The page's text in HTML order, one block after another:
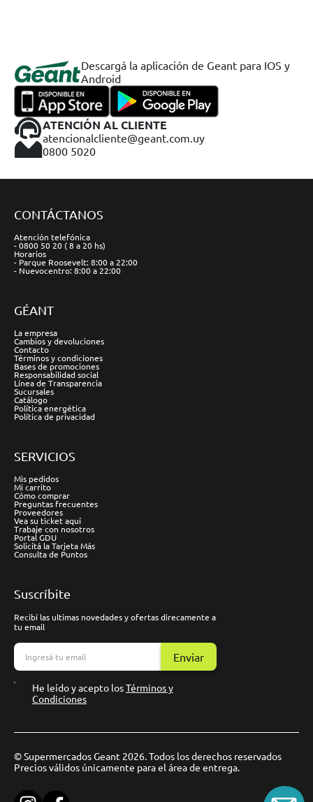
Descargá la aplicación de Geant para IOS y
Android
ATENCIÓN AL CLIENTE
atencionalcliente@geant.com.uy
0800 5020
CONTÁCTANOS
Atención telefónica
- 0800 50 20 ( 8 a 20 hs)
Horarios
- Parque Roosevelt: 8:00 a 22:00
- Nuevocentro: 8:00 a 22:00
GÉANT
La empresa
Cambios y devoluciones
Contacto
Términos y condiciones
Bases de promociones
Responsabilidad social
Línea de Transparencia
Sucursales
Catálogo
Política energética
Política de privacidad
SERVICIOS
Mis pedidos
Mi carrito
Cómo comprar
Preguntas frecuentes
Proveedores
Vea su ticket aquí
Trabaje con nosotros
Portal GDU
Solicitá la Tarjeta Más
Consulta de Puntos
Suscríbite
Recibí las ultimas novedades y ofertas direcamente a
tu email
Enviar
He leído y acepto losTérminos y
Condiciones
© Supermercados Geant 2026. Todos los derechos reservados
Precios válidos únicamente para el área de entrega.